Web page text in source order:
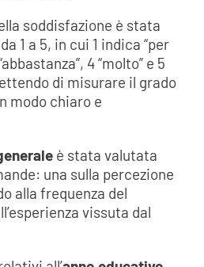
soddisfazione è stata
1 a 5, in cui 1 indica “per
4 “molto” e 5
di misurare il grado
modo chiaro e
è stata valutata
una sulla percezione
alla frequenza del
vissuta dal